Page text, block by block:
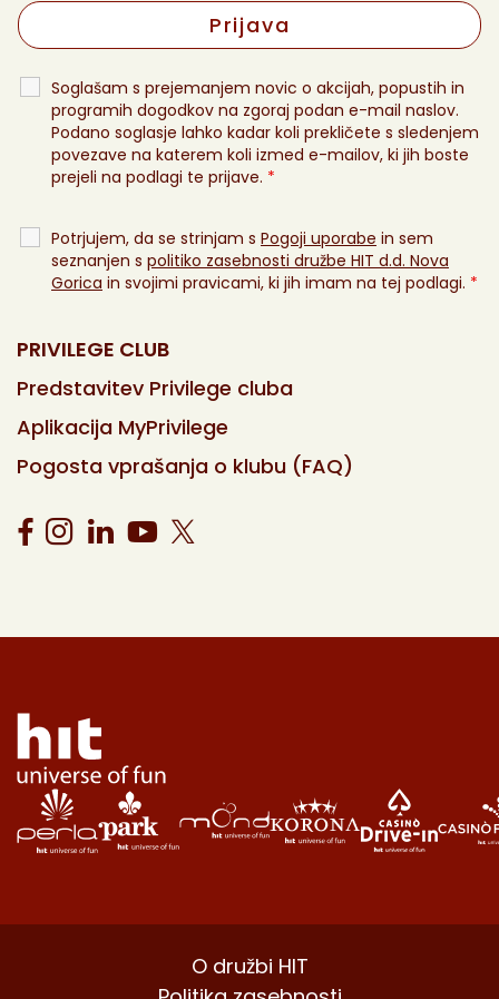
Soglašam s prejemanjem novic o akcijah, popustih in
programih dogodkov na zgoraj podan e-mail naslov.
Podano soglasje lahko kadar koli prekličete s sledenjem
povezave na katerem koli izmed e-mailov, ki jih boste
prejeli na podlagi te prijave. *
Potrjujem, da se strinjam s Pogoji uporabe in sem
seznanjen s politiko zasebnosti družbe HIT d.d. Nova
Gorica in svojimi pravicami, ki jih imam na tej podlagi. *
PRIVILEGE CLUB
Predstavitev Privilege cluba
Aplikacija MyPrivilege
Pogosta vprašanja o klubu (FAQ)
O družbi HIT